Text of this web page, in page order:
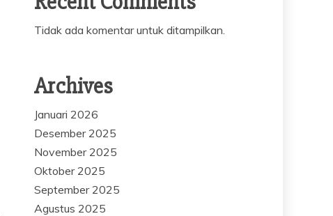
Tidak ada komentar untuk ditampilkan.
Archives
Januari 2026
Desember 2025
November 2025
Oktober 2025
September 2025
Agustus 2025